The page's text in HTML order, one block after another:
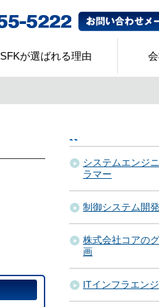
SFKが選ばれる理由
システムエンジ
ラマー
制御システム開
株式会社コアの
画
ITインフラエン